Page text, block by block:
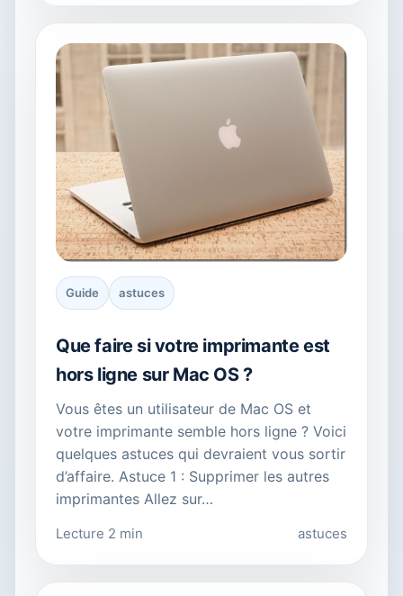
Guide astuces
Que faire si votre imprimante est
hors ligne sur Mac OS ?
Vous êtes un utilisateur de Mac OS et
votre imprimante semble hors ligne ? Voici
quelques astuces qui devraient vous sortir
d’affaire. Astuce 1 : Supprimer les autres
imprimantes Allez sur…
Lecture 2 min astuces